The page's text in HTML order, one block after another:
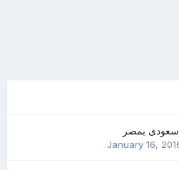
بمصر
January 16,